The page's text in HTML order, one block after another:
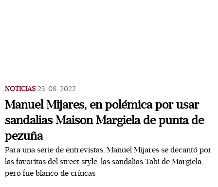
NOTICIAS 23/08/2022
Manuel Mijares, en polémica por usar
sandalias Maison Margiela de punta de
pezuña
Para una serie de entrevistas, Manuel Mijares se decantó por
las favoritas del street style, las sandalias Tabi de Margiela,
pero fue blanco de críticas